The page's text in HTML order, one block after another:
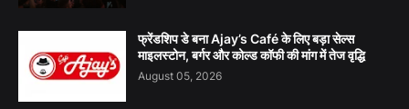
फ्रेंडशिप डे बना Ajay’s Café के लिए बड़ा सेल्स
माइलस्टोन, बर्गर और कोल्ड कॉफी की मांग में तेज वृद्धि
August 05, 2026